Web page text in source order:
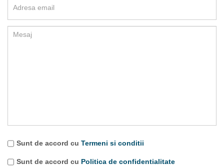
Sunt de accord cu Termeni si conditii
Sunt de accord cu Politica de confidentialitate